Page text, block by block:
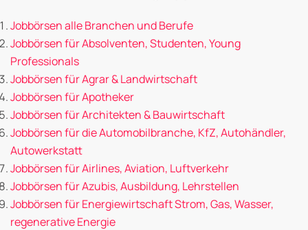
Jobbörsen alle Branchen und Berufe
Jobbörsen für Absolventen, Studenten, Young
Professionals
Jobbörsen für Agrar & Landwirtschaft
Jobbörsen für Apotheker
Jobbörsen für Architekten & Bauwirtschaft
Jobbörsen für die Automobilbranche, KfZ, Autohändler,
Autowerkstatt
Jobbörsen für Airlines, Aviation, Luftverkehr
Jobbörsen für Azubis, Ausbildung, Lehrstellen
Jobbörsen für Energiewirtschaft Strom, Gas, Wasser,
regenerative Energie